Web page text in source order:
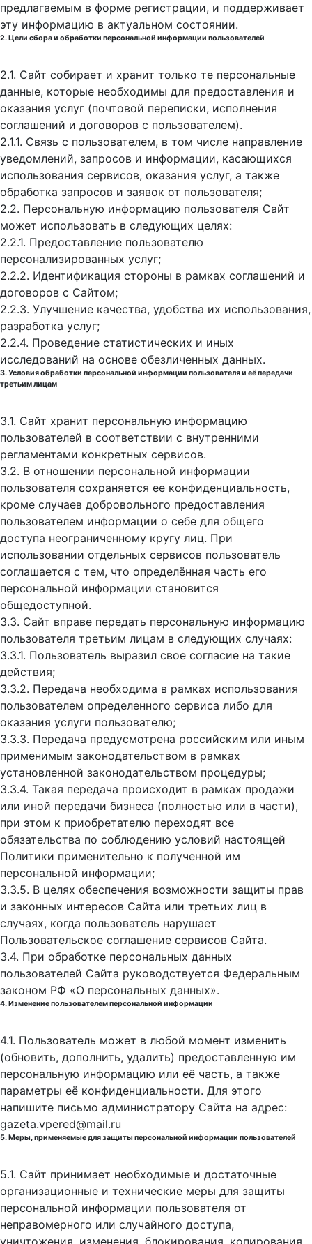
предлагаемым в форме регистрации, и поддерживает
эту информацию в актуальном состоянии.
2. Цели сбора и обработки персональной информации пользователей
2.1. Сайт собирает и хранит только те персональные
данные, которые необходимы для предоставления и
оказания услуг (почтовой переписки, исполнения
соглашений и договоров с пользователем).
2.1.1. Связь с пользователем, в том числе направление
уведомлений, запросов и информации, касающихся
использования сервисов, оказания услуг, а также
обработка запросов и заявок от пользователя;
2.2. Персональную информацию пользователя Сайт
может использовать в следующих целях:
2.2.1. Предоставление пользователю
персонализированных услуг;
2.2.2. Идентификация стороны в рамках соглашений и
договоров с Сайтом;
2.2.3. Улучшение качества, удобства их использования,
разработка услуг;
2.2.4. Проведение статистических и иных
исследований на основе обезличенных данных.
3. Условия обработки персональной информации пользователя и её передачи
третьим лицам
3.1. Сайт хранит персональную информацию
пользователей в соответствии с внутренними
регламентами конкретных сервисов.
3.2. В отношении персональной информации
пользователя сохраняется ее конфиденциальность,
кроме случаев добровольного предоставления
пользователем информации о себе для общего
доступа неограниченному кругу лиц. При
использовании отдельных сервисов пользователь
соглашается с тем, что определённая часть его
персональной информации становится
общедоступной.
3.3. Сайт вправе передать персональную информацию
пользователя третьим лицам в следующих случаях:
3.3.1. Пользователь выразил свое согласие на такие
действия;
3.3.2. Передача необходима в рамках использования
пользователем определенного сервиса либо для
оказания услуги пользователю;
3.3.3. Передача предусмотрена российским или иным
применимым законодательством в рамках
установленной законодательством процедуры;
3.3.4. Такая передача происходит в рамках продажи
или иной передачи бизнеса (полностью или в части),
при этом к приобретателю переходят все
обязательства по соблюдению условий настоящей
Политики применительно к полученной им
персональной информации;
3.3.5. В целях обеспечения возможности защиты прав
и законных интересов Сайта или третьих лиц в
случаях, когда пользователь нарушает
Пользовательское соглашение сервисов Сайта.
3.4. При обработке персональных данных
пользователей Сайта руководствуется Федеральным
законом РФ «О персональных данных».
4. Изменение пользователем персональной информации
4.1. Пользователь может в любой момент изменить
(обновить, дополнить, удалить) предоставленную им
персональную информацию или её часть, а также
параметры её конфиденциальности. Для этого
напишите письмо администратору Сайта на адрес:
gazeta.vpered@mail.ru
5. Меры, применяемые для защиты персональной информации пользователей
5.1. Сайт принимает необходимые и достаточные
организационные и технические меры для защиты
персональной информации пользователя от
неправомерного или случайного доступа,